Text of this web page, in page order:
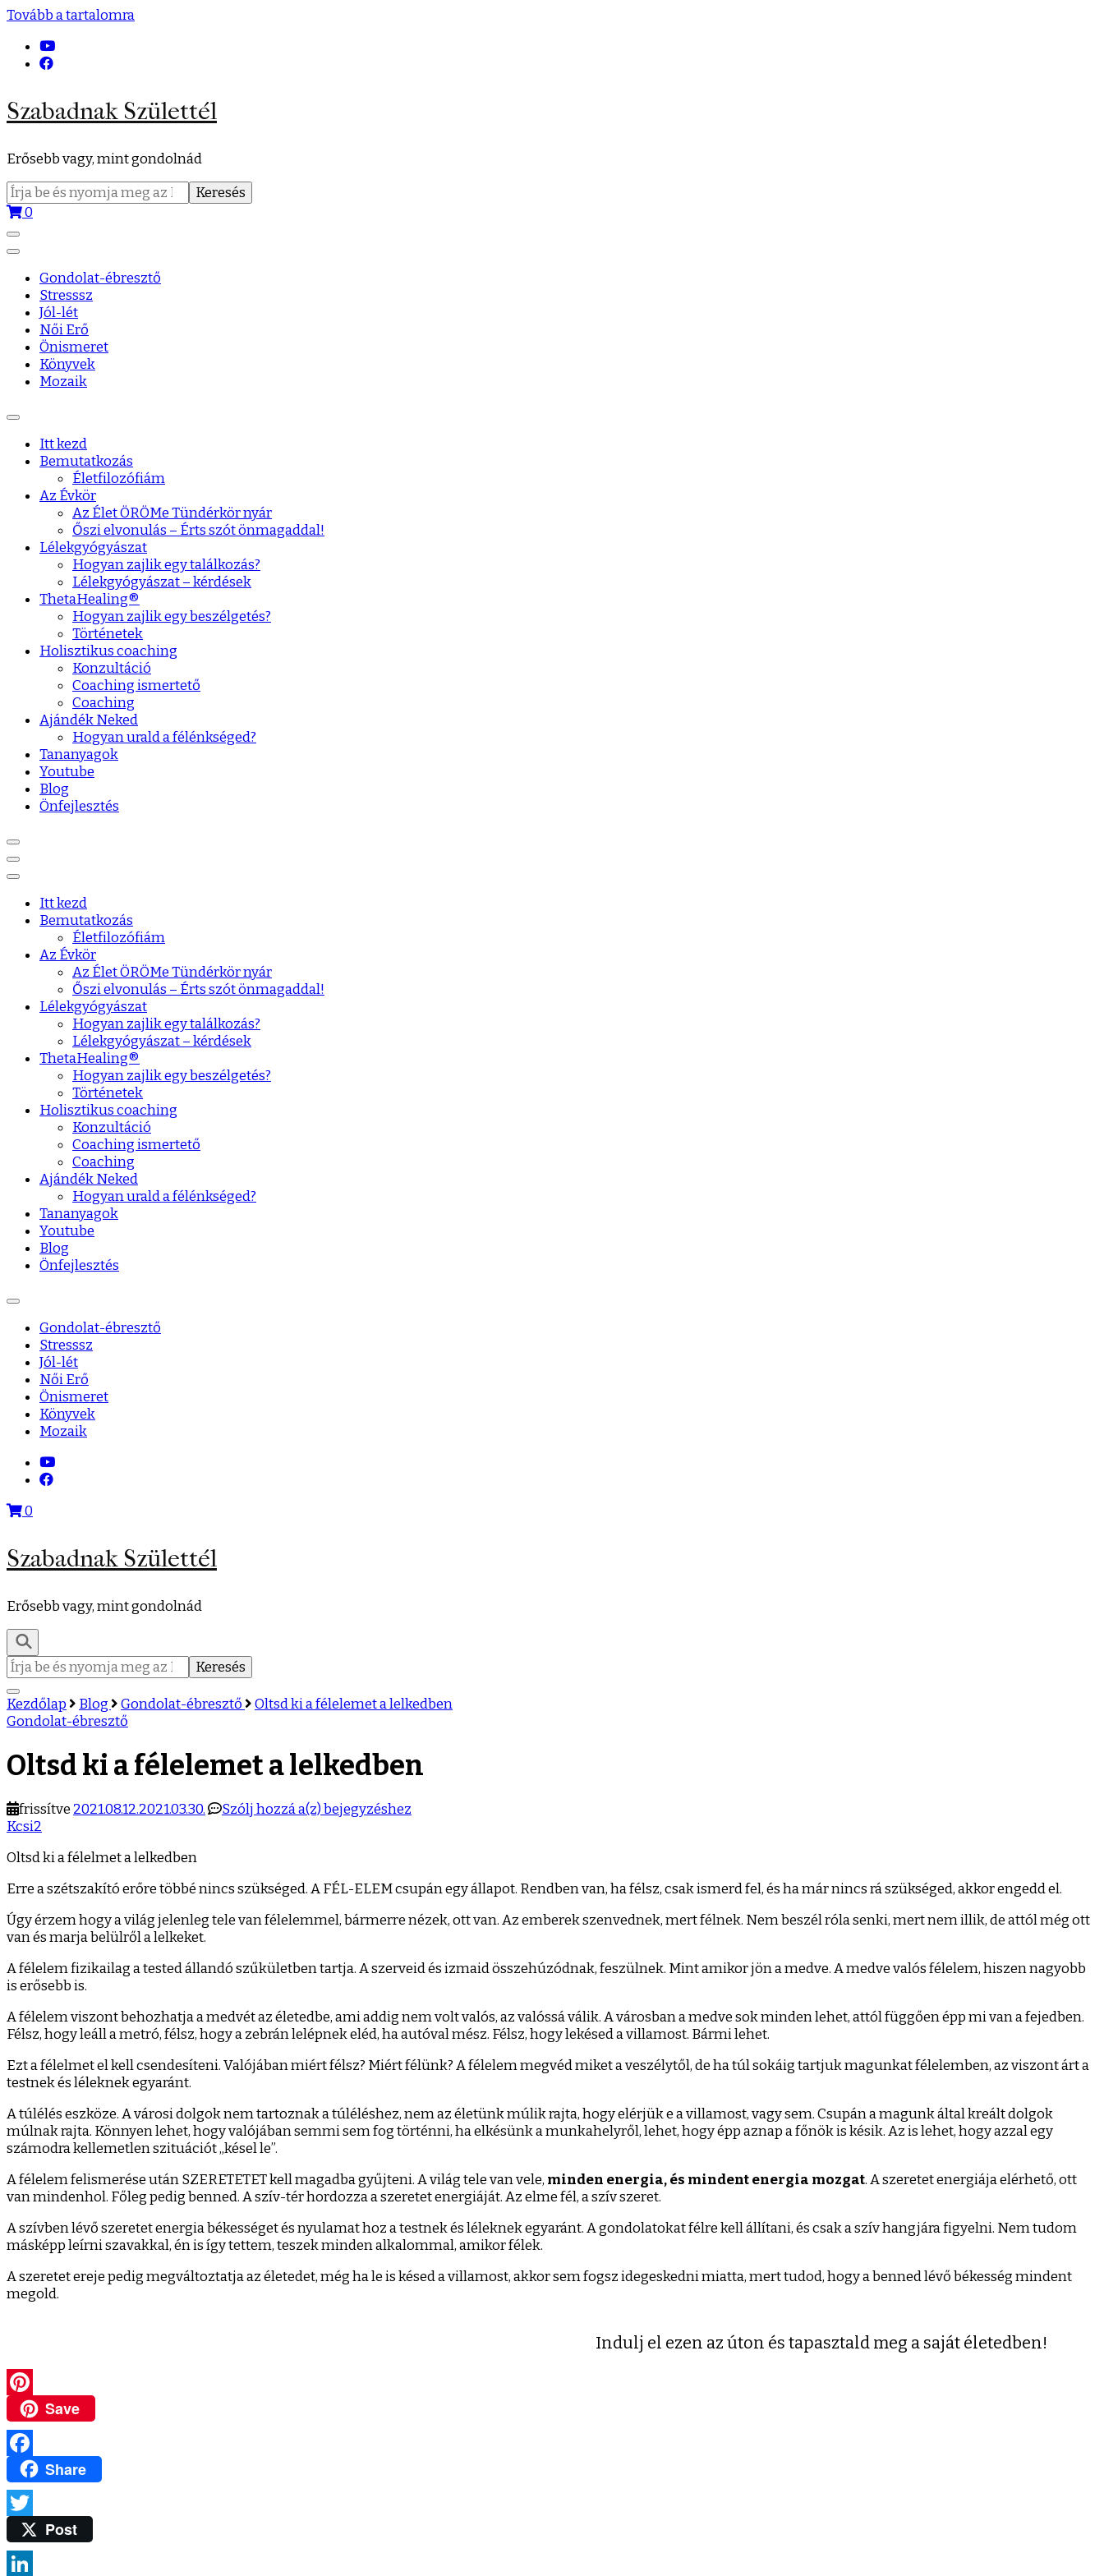
Tovább a tartalomra
Szabadnak Születtél
Erősebb vagy, mint gondolnád
Keresés:
0
Gondolat-ébresztő
Stresssz
Jól-lét
Női Erő
Önismeret
Könyvek
Mozaik
Itt kezd
Bemutatkozás
Életfilozófiám
Az Évkör
Az Élet ÖRÖMe Tündérkör nyár
Őszi elvonulás – Érts szót önmagaddal!
Lélekgyógyászat
Hogyan zajlik egy találkozás?
Lélekgyógyászat – kérdések
ThetaHealing®
Hogyan zajlik egy beszélgetés?
Történetek
Holisztikus coaching
Konzultáció
Coaching ismertető
Coaching
Ajándék Neked
Hogyan urald a félénkséged?
Tananyagok
Youtube
Blog
Önfejlesztés
Itt kezd
Bemutatkozás
Életfilozófiám
Az Évkör
Az Élet ÖRÖMe Tündérkör nyár
Őszi elvonulás – Érts szót önmagaddal!
Lélekgyógyászat
Hogyan zajlik egy találkozás?
Lélekgyógyászat – kérdések
ThetaHealing®
Hogyan zajlik egy beszélgetés?
Történetek
Holisztikus coaching
Konzultáció
Coaching ismertető
Coaching
Ajándék Neked
Hogyan urald a félénkséged?
Tananyagok
Youtube
Blog
Önfejlesztés
Gondolat-ébresztő
Stresssz
Jól-lét
Női Erő
Önismeret
Könyvek
Mozaik
0
Szabadnak Születtél
Erősebb vagy, mint gondolnád
Keresés:
Kezdőlap Blog Gondolat-ébresztő
Oltsd ki a félelemet a lelkedben
Gondolat-ébresztő
Oltsd ki a félelemet a lelkedben
frissítve 2021.08.12.2021.03.30. Szólj hozzá a(z)Oltsd
lelkedben
bejegyzéshez
Kcsi2
Oltsd ki a félelmet a lelkedben
Erre a szétszakító erőre többé nincs szükséged. A FÉL-ELEM csupán egy állapot. Rendben van, ha félsz, csak ismerd fel, és ha már nincs rá szükséged, akkor engedd el.
Úgy érzem hogy a világ jelenleg tele van félelemmel, bármerre nézek, ott van. Az emberek szenvednek, mert félnek. Nem beszél róla senki, mert nem illik, de attól még ott
van és marja belülről a lelkeket.
A félelem fizikailag a tested állandó szűkületben tartja. A szerveid és izmaid összehúzódnak, feszülnek. Mint amikor jön a medve. A medve valós félelem, hiszen nagyobb
is erősebb is.
A félelem viszont behozhatja a medvét az életedbe, ami addig nem volt valós, az valóssá válik. A városban a medve sok minden lehet, attól függően épp mi van a fejedben.
Félsz, hogy leáll a metró, félsz, hogy a zebrán lelépnek eléd, ha autóval mész. Félsz, hogy lekésed a villamost. Bármi lehet.
Ezt a félelmet el kell csendesíteni. Valójában miért félsz? Miért félünk? A félelem megvéd miket a veszélytől, de ha túl sokáig tartjuk magunkat félelemben, az viszont árt a
testnek és léleknek egyaránt.
A túlélés eszköze. A városi dolgok nem tartoznak a túléléshez, nem az életünk múlik rajta, hogy elérjük e a villamost, vagy sem. Csupán a magunk által kreált dolgok
múlnak rajta. Könnyen lehet, hogy valójában semmi sem fog történni, ha elkésünk a munkahelyről, lehet, hogy épp aznap a főnök is késik. Az is lehet, hogy azzal egy
számodra kellemetlen szituációt „késel le”.
A félelem felismerése után SZERETETET kell magadba gyűjteni. A világ tele van vele, minden energia, és mindent energia mozgat. A szeretet energiája elérhető, ott
van mindenhol. Főleg pedig benned. A szív-tér hordozza a szeretet energiáját. Az elme fél, a szív szeret.
A szívben lévő szeretet energia békességet és nyulamat hoz a testnek és léleknek egyaránt. A gondolatokat félre kell állítani, és csak a szív hangjára figyelni. Nem tudom
másképp leírni szavakkal, én is így tettem, teszek minden alkalommal, amikor félek.
A szeretet ereje pedig megváltoztatja az életedet, még ha le is késed a villamost, akkor sem fogsz idegeskedni miatta, mert tudod, hogy a benned lévő békesség mindent
megold.
Indulj el ezen az úton és tapasztald meg a saját életedben!
Pinterest
Save
Facebook
Share
TwitterPost